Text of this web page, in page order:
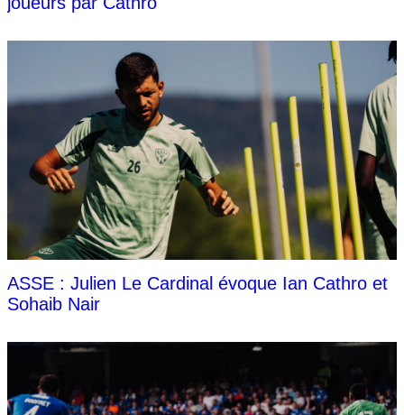
ASSE : Julien Le Cardinal évoque Ian Cathro et
Sohaib Nair